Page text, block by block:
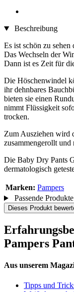
Beschreibung
Es ist schön zu
Das Wechseln der
Dann ist es Zeit für
Die Höschenwindel
ihr dehnbares
bieten sie einen
nimmt Flüssigkeit
trocken.
Zum Ausziehen wird
zusammengerollt
Die Baby Dry Pants
dermatologisch
Marken: Pampers
Passende Produkte
Dieses Produkt
Pampers
Aus unserem
Tipps und